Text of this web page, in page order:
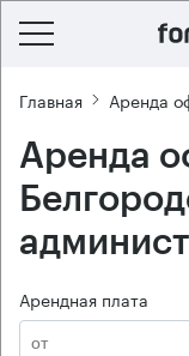
Главная Аренда
Аренда
Арендная плата